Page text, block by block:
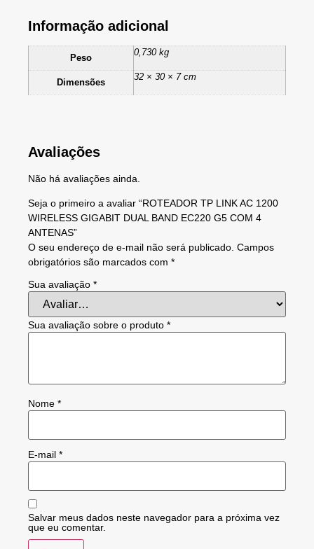
Informação adicional
Peso
0,730 kg
Dimensões
32 × 30 × 7 cm
Avaliações
Não há avaliações ainda.
Seja o primeiro a avaliar “ROTEADOR TP LINK AC 1200
WIRELESS GIGABIT DUAL BAND EC220 G5 COM 4
ANTENAS”
O seu endereço de e-mail não será publicado. Campos
obrigatórios são marcados com *
Sua avaliação *
Sua avaliação sobre o produto *
Nome *
E-mail *
Salvar meus dados neste navegador para a próxima vez
que eu comentar.